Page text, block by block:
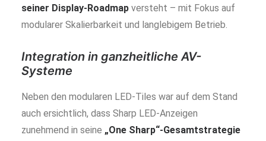
seiner Display-Roadmap versteht – mit Fokus auf
modularer Skalierbarkeit und langlebigem Betrieb.
Integration in ganzheitliche AV-
Systeme
Neben den modularen LED-Tiles war auf dem Stand
auch ersichtlich, dass Sharp LED-Anzeigen
zunehmend in seine „One Sharp“-Gesamtstrategie